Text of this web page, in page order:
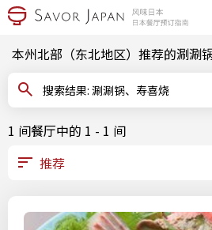
本州北部（东北地区）推荐的涮涮
搜索结果: 涮涮锅、寿喜烧
1 间餐厅中的 1 - 1 间